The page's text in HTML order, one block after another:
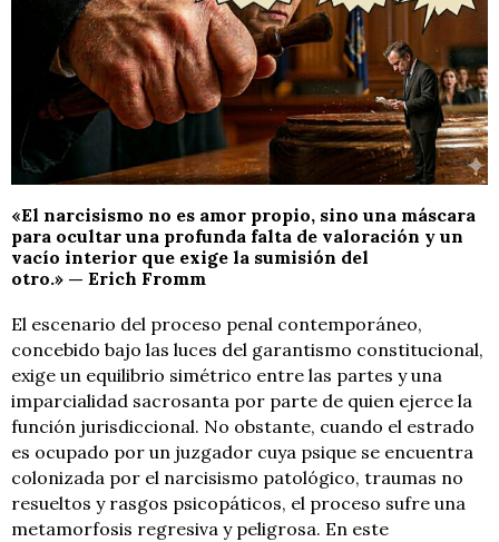
«El narcisismo no es amor propio, sino una máscara
para ocultar una profunda falta de valoración y un
vacío interior que exige la sumisión del
otro.» — Erich Fromm
El escenario del proceso penal contemporáneo,
concebido bajo las luces del garantismo constitucional,
exige un equilibrio simétrico entre las partes y una
imparcialidad sacrosanta por parte de quien ejerce la
función jurisdiccional. No obstante, cuando el estrado
es ocupado por un juzgador cuya psique se encuentra
colonizada por el narcisismo patológico, traumas no
resueltos y rasgos psicopáticos, el proceso sufre una
metamorfosis regresiva y peligrosa. En este